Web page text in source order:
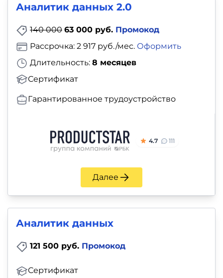
Аналитик данных 2.0
140 000 63 000 руб. Промокод
Длительность: 8 месяцев
Сертификат
Рассрочка: 2 917 руб./мес. Оформить
Гарантированное трудоустройство
4.7 111
Далее
Аналитик данных
121 500 руб. Промокод
Сертификат